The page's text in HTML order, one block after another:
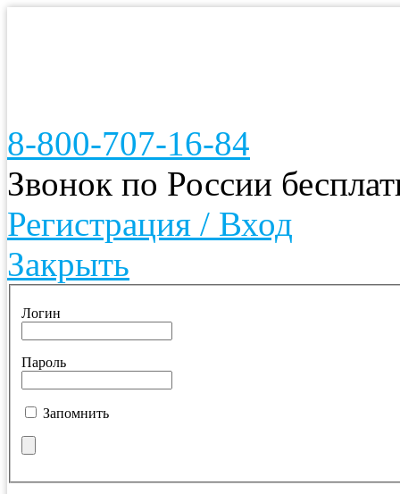
8-800-707-16-84
Звонок по России
Регистрация / Вход
Закрыть
Логин
Пароль
Запомнить